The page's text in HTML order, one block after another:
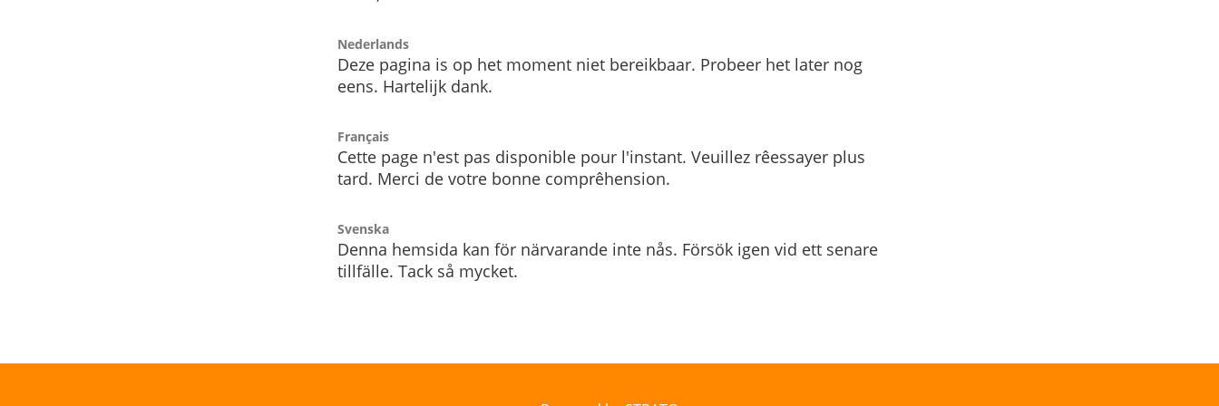
Nederlands
Deze pagina is op het moment niet bereikbaar. Probeer het later nog
eens. Hartelijk dank.
Français
Cette page n'est pas disponible pour l'instant. Veuillez rêessayer plus
tard. Merci de votre bonne comprêhension.
Svenska
Denna hemsida kan för närvarande inte nås. Försök igen vid ett senare
tillfälle. Tack så mycket.